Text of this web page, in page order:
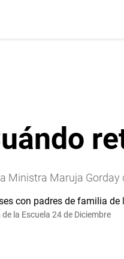
Ministra Maruja
la Escuela 24 de Diciembre